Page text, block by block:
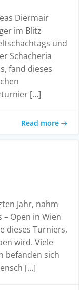
Diermair
im Blitz
und
Schacheria
fand dieses
[…]
Read more
Jahr, nahm
Open in Wien
dieses Turniers,
wird. Viele
befanden sich
[…]